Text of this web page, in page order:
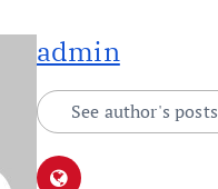
admin
See author's posts